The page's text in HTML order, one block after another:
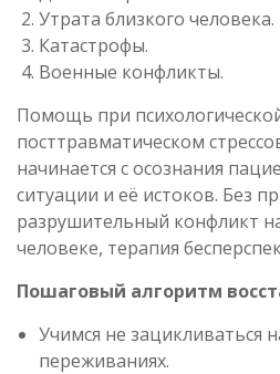
Утрата близкого человека.
Катастрофы.
Военные конфликты.
Помощь при
посттравматическом
начинается с осознания
ситуации и её истоков. Без
разрушительный конфликт
человеке, терапия
Пошаговый алгоритм
Учимся не зацикливаться
переживаниях.